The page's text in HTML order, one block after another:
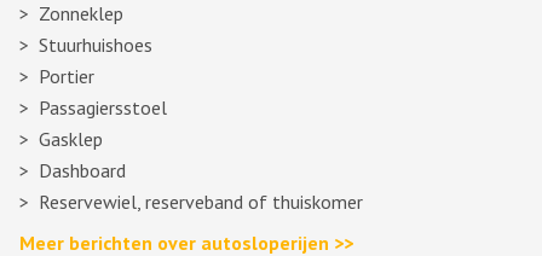
Zonneklep
Stuurhuishoes
Portier
Passagiersstoel
Gasklep
Dashboard
Reservewiel, reserveband of thuiskomer
Meer berichten over autosloperijen >>